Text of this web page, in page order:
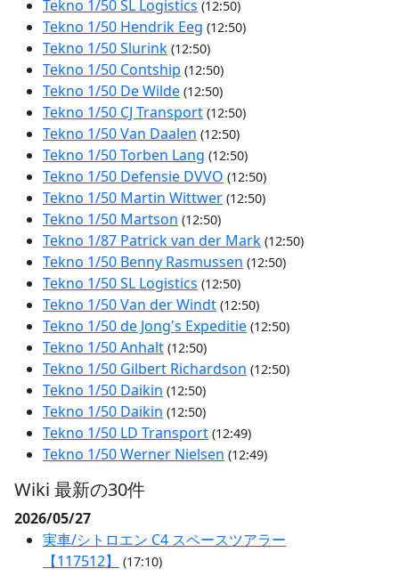
Tekno 1/50 SL Logistics (12:50)
Tekno 1/50 Hendrik Eeg (12:50)
Tekno 1/50 Slurink (12:50)
Tekno 1/50 Contship (12:50)
Tekno 1/50 De Wilde (12:50)
Tekno 1/50 CJ Transport (12:50)
Tekno 1/50 Van Daalen (12:50)
Tekno 1/50 Torben Lang (12:50)
Tekno 1/50 Defensie DVVO (12:50)
Tekno 1/50 Martin Wittwer (12:50)
Tekno 1/50 Martson (12:50)
Tekno 1/87 Patrick van der Mark (12:50)
Tekno 1/50 Benny Rasmussen (12:50)
Tekno 1/50 SL Logistics (12:50)
Tekno 1/50 Van der Windt (12:50)
Tekno 1/50 de Jong's Expeditie (12:50)
Tekno 1/50 Anhalt (12:50)
Tekno 1/50 Gilbert Richardson (12:50)
Tekno 1/50 Daikin (12:50)
Tekno 1/50 Daikin (12:50)
Tekno 1/50 LD Transport (12:49)
Tekno 1/50 Werner Nielsen (12:49)
Wiki 最新の30件
2026/05/27
実車/シトロエン C4 スペースツアラー
【117512】
(17:10)